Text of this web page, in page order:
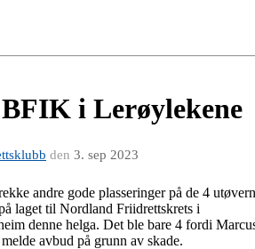
i Lerøylekene
den 3. sep 2023
andre gode plasseringer på de 4
laget til Nordland Friidrettskrets i
denne helga. Det ble bare 4 fordi
avbud på grunn av skade.